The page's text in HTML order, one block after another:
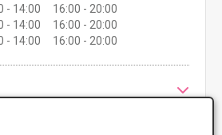
- 14:00 16:00 - 20:00
- 14:00 16:00 - 20:00
- 14:00 16:00 - 20:00